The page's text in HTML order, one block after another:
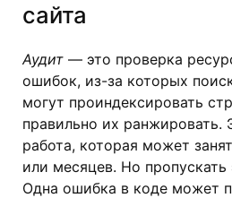
сайта
Аудит — это проверка
ошибок, из-за которых
могут проиндексировать
правильно их ранжировать.
работа, которая может
или месяцев. Но пропускать
Одна ошибка в коде может